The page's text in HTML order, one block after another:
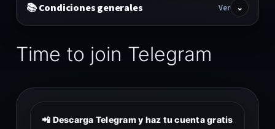
📚 Condiciones generales Ver ⌄
Time to join Telegram
📲 Descarga Telegram y haz tu cuenta gratis